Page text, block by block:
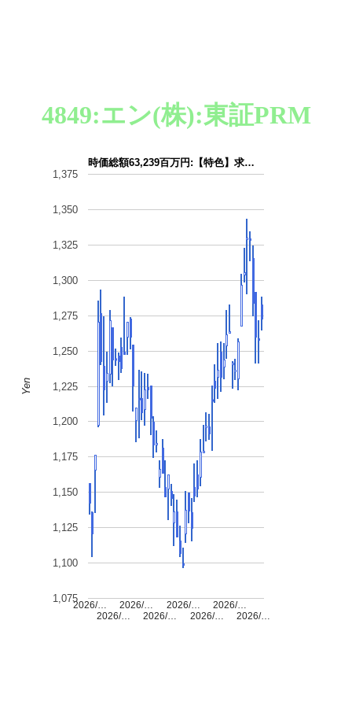
4849:エン(株):東証PRM
時価総額63,239百万円:【特色】求…
2026/…
2026/…
2026/…
2026/…
2026/…
2026/…
2026/…
2026/…
1,075
1,100
1,125
1,150
1,175
1,200
1,225
1,250
1,275
1,300
1,325
1,350
1,375
Yen